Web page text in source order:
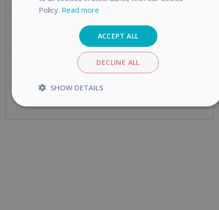
Servicio al cliente
Solicitudes de devolución
Cancelar un pedido (Menos de 30 días)
Policy. Read more
ACCEPT ALL
DECLINE ALL
SHOW DETAILS
Strictly
Performance Targeting